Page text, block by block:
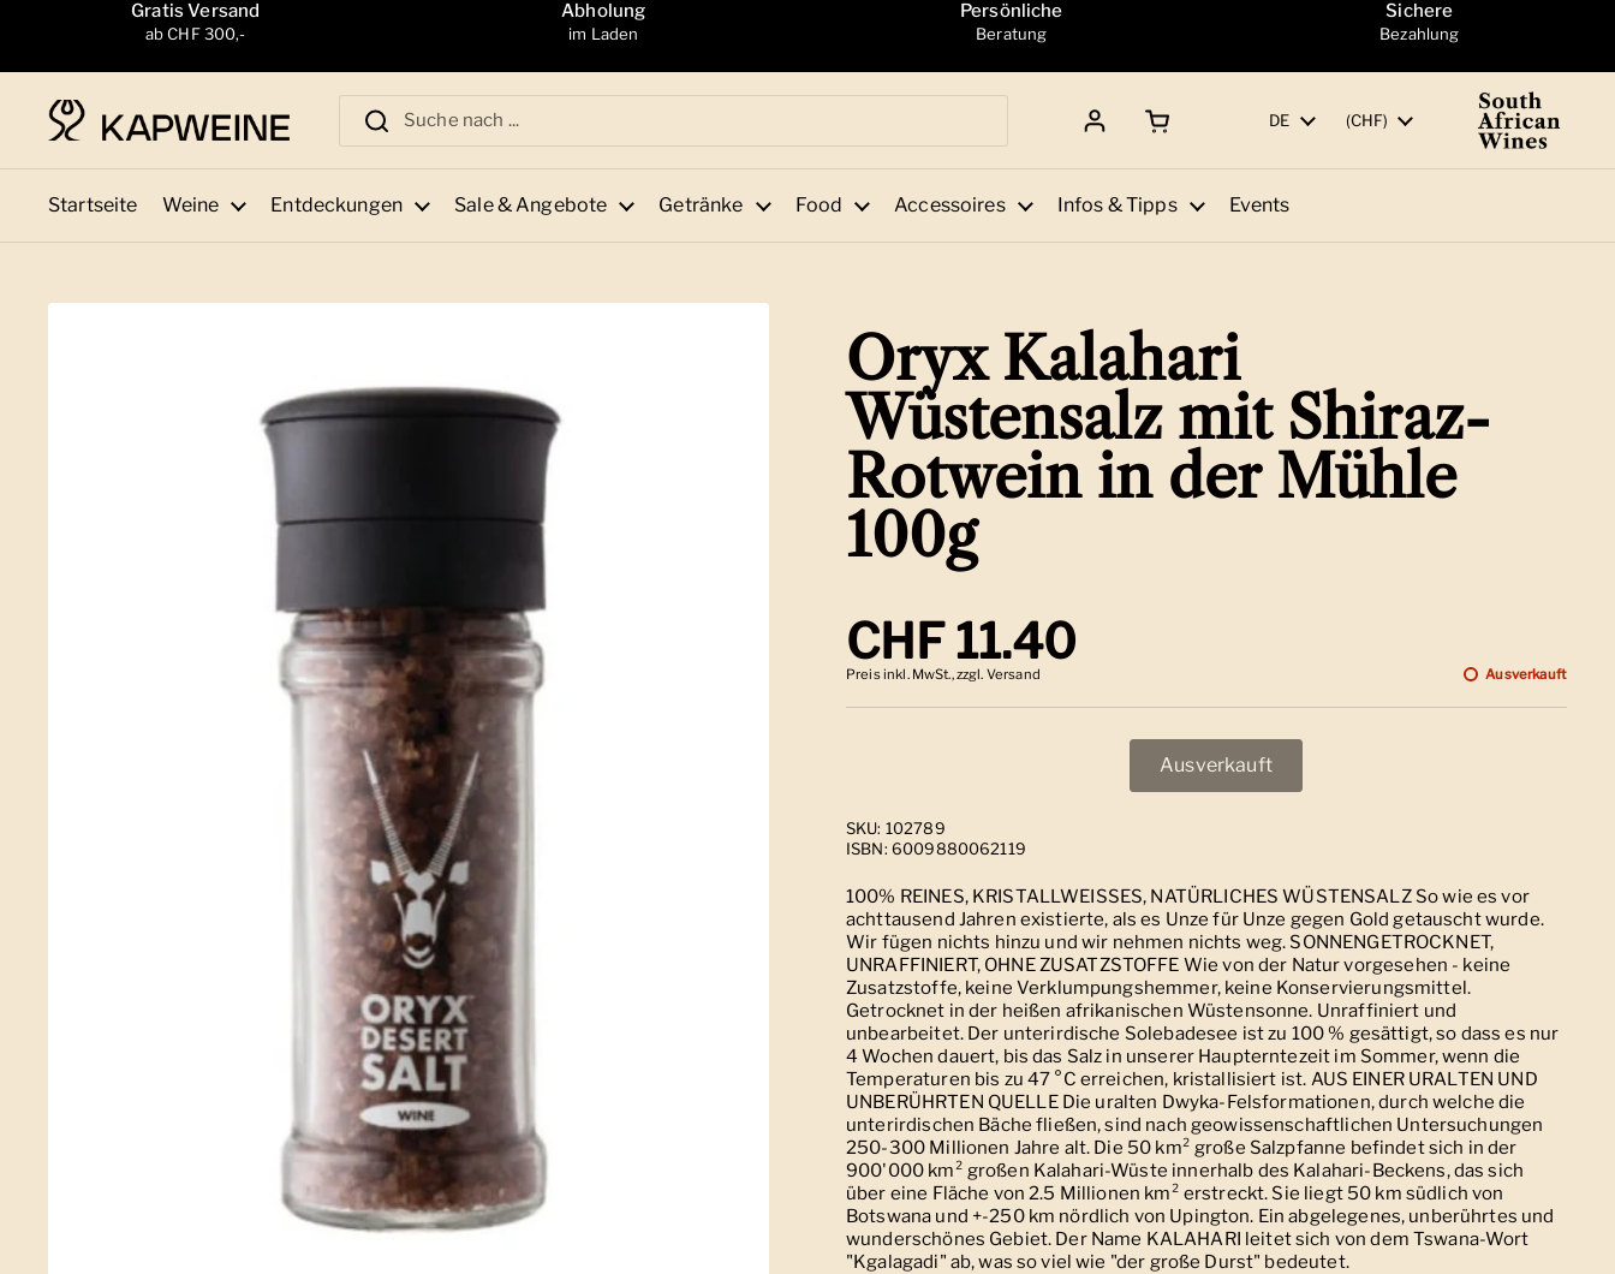
Zum Inhalt springenGratis Versand
ab CHF 300,-
Abholung
im Laden
Persönliche
Beratung
Sichere
Bezahlung
Sprache
DE Land/Region
(CHF)
Startseite Weine Entdeckungen Sale & Angebote Getränke Food Accessoires Infos & Tipps Events
Oryx Kalahari
Wüstensalz mit Shiraz-
Rotwein in der Mühle
100g
Regulärer Preis
CHF 11.40
Preis inkl. MwSt., zzgl. Versand Ausverkauft
Ausverkauft
SKU: 102789
ISBN: 6009880062119
100% REINES, KRISTALLWEISSES, NATÜRLICHES WÜSTENSALZ So wie es vor
achttausend Jahren existierte, als es Unze für Unze gegen Gold getauscht wurde.
Wir fügen nichts hinzu und wir nehmen nichts weg. SONNENGETROCKNET,
UNRAFFINIERT, OHNE ZUSATZSTOFFE Wie von der Natur vorgesehen - keine
Zusatzstoffe, keine Verklumpungshemmer, keine Konservierungsmittel.
Getrocknet in der heißen afrikanischen Wüstensonne. Unraffiniert und
unbearbeitet. Der unterirdische Solebadesee ist zu 100 % gesättigt, so dass es nur
4 Wochen dauert, bis das Salz in unserer Haupterntezeit im Sommer, wenn die
Temperaturen bis zu 47 °C erreichen, kristallisiert ist. AUS EINER URALTEN UND
UNBERÜHRTEN QUELLE Die uralten Dwyka-Felsformationen, durch welche die
unterirdischen Bäche fließen, sind nach geowissenschaftlichen Untersuchungen
250-300 Millionen Jahre alt. Die 50 km² große Salzpfanne befindet sich in der
900'000 km² großen Kalahari-Wüste innerhalb des Kalahari-Beckens, das sich
über eine Fläche von 2.5 Millionen km² erstreckt. Sie liegt 50 km südlich von
Botswana und +-250 km nördlich von Upington. Ein abgelegenes, unberührtes und
wunderschönes Gebiet. Der Name KALAHARI leitet sich von dem Tswana-Wort
"Kgalagadi" ab, was so viel wie "der große Durst" bedeutet.